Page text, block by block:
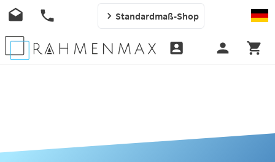
Standardmaß-Shop